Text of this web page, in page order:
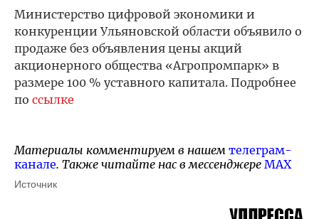
Министерство цифровой экономики и
конкуренции Ульяновской области объявило о
продаже без объявления цены акций
акционерного общества «Агропромпарк» в
размере 100 % уставного капитала. Подробнее
по ссылке
Материалы комментируем в нашем телеграм-
канале. Также читайте нас в мессенджере MAX
Источник